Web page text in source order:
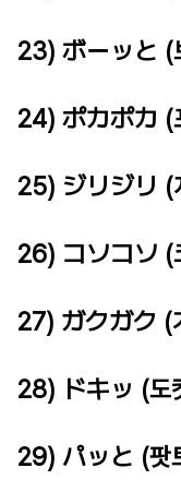
23) ボーッと (
24) ポカポカ (
25) ジリジリ (
26) コソコソ (
27) ガクガク (
28) ドキッ (도
29) パッと (팟